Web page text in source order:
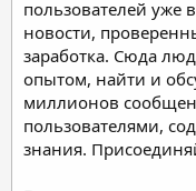
пользователей уже
новости,
заработка. Сюда
опытом, найти и
миллионов
пользователями,
знания.